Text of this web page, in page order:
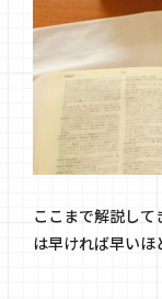
ここまで解説し
は早ければ早いほ